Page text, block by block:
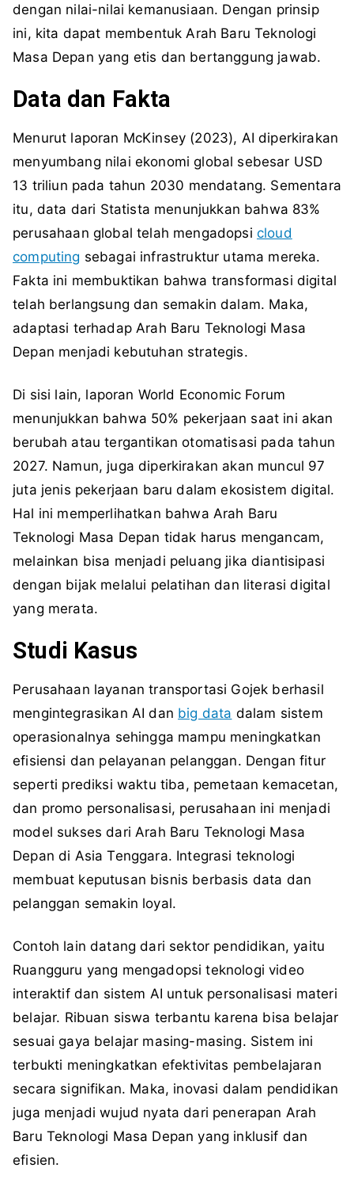
dengan nilai-nilai kemanusiaan. Dengan prinsip
ini, kita dapat membentuk Arah Baru Teknologi
Masa Depan yang etis dan bertanggung jawab.
Data dan Fakta
Menurut laporan McKinsey (2023), AI diperkirakan
menyumbang nilai ekonomi global sebesar USD
13 triliun pada tahun 2030 mendatang. Sementara
itu, data dari Statista menunjukkan bahwa 83%
perusahaan global telah mengadopsi cloud
computing sebagai infrastruktur utama mereka.
Fakta ini membuktikan bahwa transformasi digital
telah berlangsung dan semakin dalam. Maka,
adaptasi terhadap Arah Baru Teknologi Masa
Depan menjadi kebutuhan strategis.
Di sisi lain, laporan World Economic Forum
menunjukkan bahwa 50% pekerjaan saat ini akan
berubah atau tergantikan otomatisasi pada tahun
2027. Namun, juga diperkirakan akan muncul 97
juta jenis pekerjaan baru dalam ekosistem digital.
Hal ini memperlihatkan bahwa Arah Baru
Teknologi Masa Depan tidak harus mengancam,
melainkan bisa menjadi peluang jika diantisipasi
dengan bijak melalui pelatihan dan literasi digital
yang merata.
Studi Kasus
Perusahaan layanan transportasi Gojek berhasil
mengintegrasikan AI dan big data dalam sistem
operasionalnya sehingga mampu meningkatkan
efisiensi dan pelayanan pelanggan. Dengan fitur
seperti prediksi waktu tiba, pemetaan kemacetan,
dan promo personalisasi, perusahaan ini menjadi
model sukses dari Arah Baru Teknologi Masa
Depan di Asia Tenggara. Integrasi teknologi
membuat keputusan bisnis berbasis data dan
pelanggan semakin loyal.
Contoh lain datang dari sektor pendidikan, yaitu
Ruangguru yang mengadopsi teknologi video
interaktif dan sistem AI untuk personalisasi materi
belajar. Ribuan siswa terbantu karena bisa belajar
sesuai gaya belajar masing-masing. Sistem ini
terbukti meningkatkan efektivitas pembelajaran
secara signifikan. Maka, inovasi dalam pendidikan
juga menjadi wujud nyata dari penerapan Arah
Baru Teknologi Masa Depan yang inklusif dan
efisien.